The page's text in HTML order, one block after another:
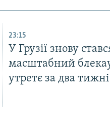
23:15
У Грузії знову
масштабний
утретє за два тижні